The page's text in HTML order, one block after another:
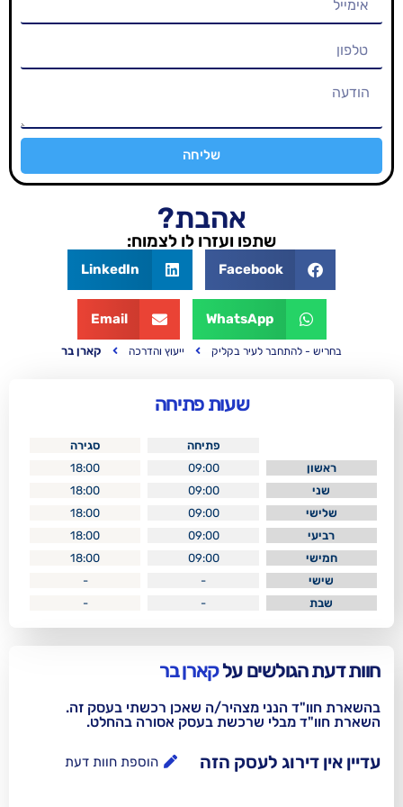
שתפו ועזרו לו לצמוח:
LinkedIn
Email
לעיר בקליק ייעוץ והדרכה קארן בר
סגירה
09:00
18:00
09:00
18:00
09:00
18:00
09:00
18:00
09:00
18:00
-
-
-
-
עלקארן בר
מצהיר/ה שאכן רכשתי בעסק זה.
שרכשת בעסק אסורה בהחלט.
לעסק הזה הוספת חוות דעת